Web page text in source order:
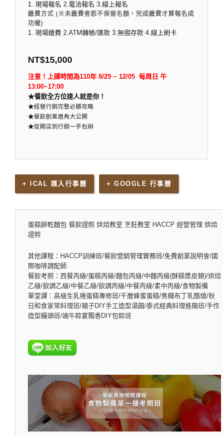
1. 現場報名 2.電洽報名 3.線上報名
繳費方式 (※未繳費者恕不保留名額，完成繳費才算報名成
功喔)
1. 現場繳費 2.ATM轉帳/匯款 3.無摺存款 4.線上刷卡
NT$15,000
注意！上課時間為110年 8/29 ~ 12/05 每周日 午
13:00~17:00
★餐飲全方位達人就是你！
★經營行銷完整必勝攻略
★餐飲創業眉角大公開
★從開店到行銷一手包辦
+ ICAL 匯入行事曆 + GOOGLE 行事曆
蛋糕餅乾麵包 餐飲證照 烘焙教室 烹飪教室 HACCP 經營管理 烘焙
證照
其他課程：HACCP訓練班/餐飲營銷管理實務班/免費創業說明會/國
際咖啡調配師
餐飲考照：西餐丙級/蛋糕丙級/麵包丙級/中麵丙級(酥糕漿皮類)/烘焙
乙級/飲調乙級/中餐乙級/飲調丙級/中餐丙級/素中丙級/食物製備
單堂課：高級生乳捲蛋糕專修班/千層蜂蜜蛋糕/焦糖布丁乳酪燒/秋
日和食家常料理班/親子DIY手工造型湯圓/泰式經典料理進階班/手作
造型饅頭班/端午粽夏飄香DIY包粽班